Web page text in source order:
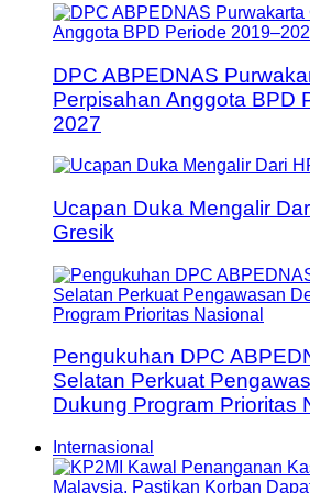
DPC ABPEDNAS
Perpisahan Anggota BPD
2027
Ucapan Duka Mengalir
Gresik
Pengukuhan DPC
Selatan Perkuat
Dukung Program Prioritas
Internasional